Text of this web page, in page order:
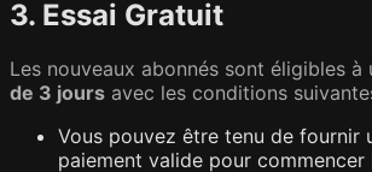
3. Essai Gratuit
Les nouveaux abonnés sont éligibles à
de 3 jours avec les conditions
Vous pouvez être tenu de fournir
paiement valide pour commencer